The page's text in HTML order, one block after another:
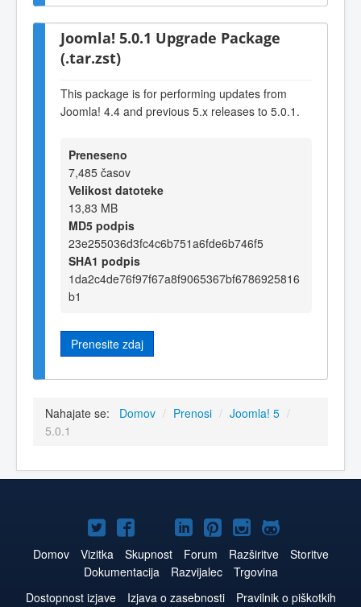
Joomla! 5.0.1 Upgrade Package
(.tar.zst)
This package is for performing updates from
Joomla! 4.4 and previous 5.x releases to 5.0.1.
Preneseno
7,485 časov
Velikost datoteke
13,83 MB
MD5 podpis
23e255036d3fc4c6b751a6fde6b746f5
SHA1 podpis
1da2c4de76f97f67a8f9065367bf6786925816
b1
Prenesite zdaj
Nahajate se: Domov / Prenosi / Joomla! 5 /
5.0.1
Joomla!
na
Twitter
Joomla!
na
Facebook
Joomla!
na
YouTube
Joomla!
na
LinkedIn
Joomla!
na
Pinterest
Joomla!
na
Instagram
Joomla!
na
GitHub
Domov Vizitka Skupnost Forum Razširitve
Storitve
Dokumentacija
Razvijalec
Trgovina
Dostopnost izjave
Izjava o zasebnosti
Pravilnik o piškotkih